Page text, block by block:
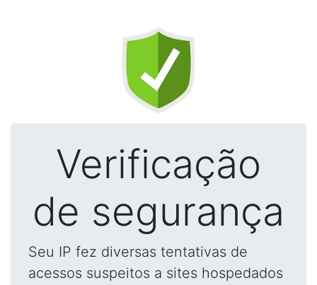
Verificação
de segurança
Seu IP fez diversas tentativas de
acessos suspeitos a sites hospedados